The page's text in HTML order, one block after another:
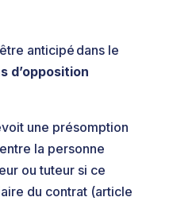
anticipé dans le
d’opposition
une présomption
la personne
ou tuteur si ce
du contrat (article